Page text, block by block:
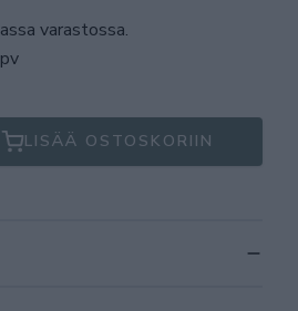
varastossa.
LISÄÄ OSTOSKORIIN